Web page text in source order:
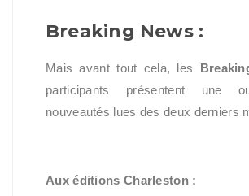
Breaking News :
Mais avant tout cela, les
participants présentent une
nouveautés lues des deux derniers
Aux éditions Charleston :